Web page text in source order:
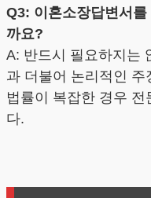
Q3: 이혼소장답변서
까요?
A: 반드시 필요하지는
과 더불어 논리적인 주
법률이 복잡한 경우
다.